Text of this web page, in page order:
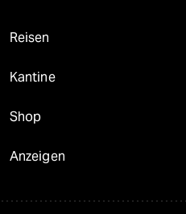
Reisen
Kantine
Shop
Anzeigen